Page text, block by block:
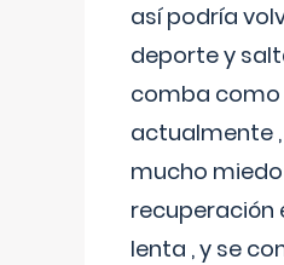
así podría
deporte y
comba como
actualmente
mucho
recuperación
lenta , y se